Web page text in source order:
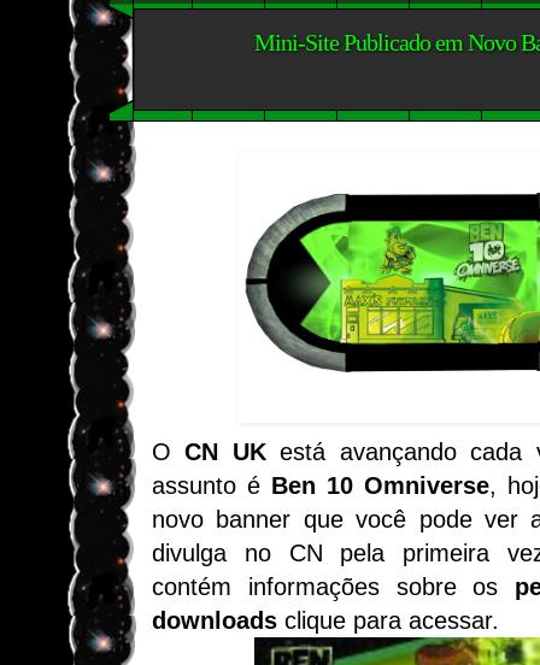
Mini-Site Publicado em Novo
OCN UKestá avançando cada
assunto é Ben 10 Omniverse,
novo banner que você pode ver
divulga no CN pela primeira
contém informações sobre os
downloads clique para acessar.